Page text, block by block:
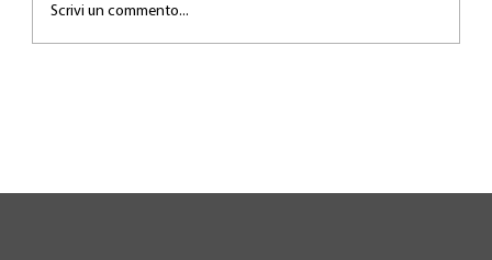
Scrivi un commento...